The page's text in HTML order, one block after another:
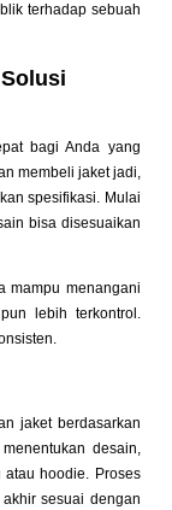
terhadap sebuah
bagi Anda yang
membeli jaket jadi,
spesifikasi. Mulai
bisa disesuaikan
mampu menangani
lebih terkontrol.
jaket berdasarkan
desain,
atau hoodie. Proses
sesuai dengan